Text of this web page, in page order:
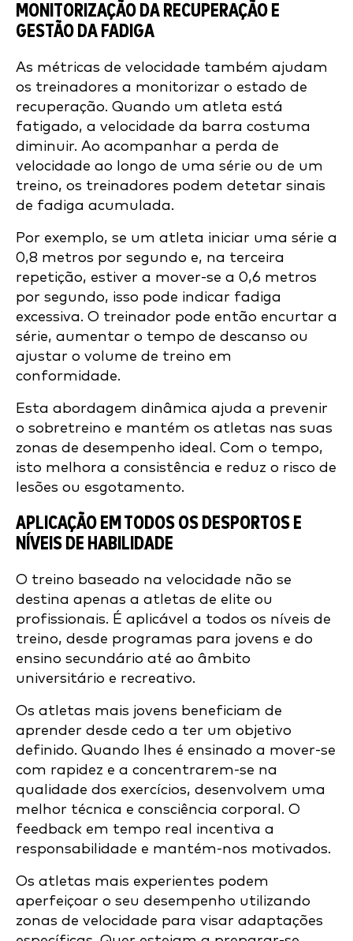
MONITORIZAÇÃO DA RECUPERAÇÃO E
GESTÃO DA FADIGA
As métricas de velocidade também ajudam
os treinadores a monitorizar o estado de
recuperação. Quando um atleta está
fatigado, a velocidade da barra costuma
diminuir. Ao acompanhar a perda de
velocidade ao longo de uma série ou de um
treino, os treinadores podem detetar sinais
de fadiga acumulada.
Por exemplo, se um atleta iniciar uma série a
0,8 metros por segundo e, na terceira
repetição, estiver a mover-se a 0,6 metros
por segundo, isso pode indicar fadiga
excessiva. O treinador pode então encurtar a
série, aumentar o tempo de descanso ou
ajustar o volume de treino em
conformidade.
Esta abordagem dinâmica ajuda a prevenir
o sobretreino e mantém os atletas nas suas
zonas de desempenho ideal. Com o tempo,
isto melhora a consistência e reduz o risco de
lesões ou esgotamento.
APLICAÇÃO EM TODOS OS DESPORTOS E
NÍVEIS DE HABILIDADE
O treino baseado na velocidade não se
destina apenas a atletas de elite ou
profissionais. É aplicável a todos os níveis de
treino, desde programas para jovens e do
ensino secundário até ao âmbito
universitário e recreativo.
Os atletas mais jovens beneficiam de
aprender desde cedo a ter um objetivo
definido. Quando lhes é ensinado a mover-se
com rapidez e a concentrarem-se na
qualidade dos exercícios, desenvolvem uma
melhor técnica e consciência corporal. O
feedback em tempo real incentiva a
responsabilidade e mantém-nos motivados.
Os atletas mais experientes podem
aperfeiçoar o seu desempenho utilizando
zonas de velocidade para visar adaptações